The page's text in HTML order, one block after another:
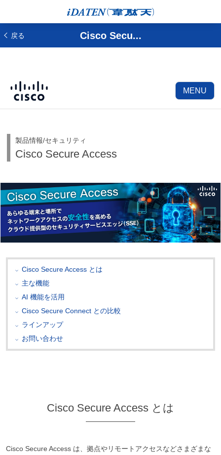
戻る Cisco Secu...
MENU
製品情報/セキュリティ
Cisco Secure Access
Cisco Secure Access とは
主な機能
AI 機能を活用
Cisco Secure Connect との比較
ラインアップ
お問い合わせ
Cisco Secure Access とは
Cisco Secure Access は、拠点やリモートアクセスなどさまざまな